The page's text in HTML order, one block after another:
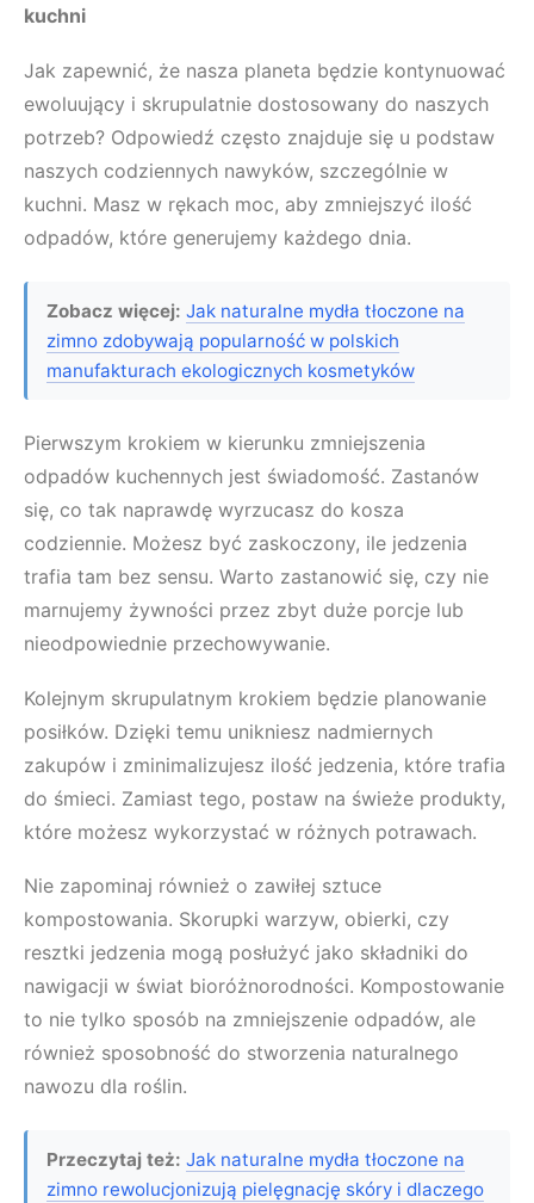
kuchni
Jak zapewnić, że nasza planeta będzie kontynuować
ewoluujący i skrupulatnie dostosowany do naszych
potrzeb? Odpowiedź często znajduje się u podstaw
naszych codziennych nawyków, szczególnie w
kuchni. Masz w rękach moc, aby zmniejszyć ilość
odpadów, które generujemy każdego dnia.
Zobacz więcej: Jak naturalne mydła tłoczone na
zimno zdobywają popularność w polskich
manufakturach ekologicznych kosmetyków
Pierwszym krokiem w kierunku zmniejszenia
odpadów kuchennych jest świadomość. Zastanów
się, co tak naprawdę wyrzucasz do kosza
codziennie. Możesz być zaskoczony, ile jedzenia
trafia tam bez sensu. Warto zastanowić się, czy nie
marnujemy żywności przez zbyt duże porcje lub
nieodpowiednie przechowywanie.
Kolejnym skrupulatnym krokiem będzie planowanie
posiłków. Dzięki temu unikniesz nadmiernych
zakupów i zminimalizujesz ilość jedzenia, które trafia
do śmieci. Zamiast tego, postaw na świeże produkty,
które możesz wykorzystać w różnych potrawach.
Nie zapominaj również o zawiłej sztuce
kompostowania. Skorupki warzyw, obierki, czy
resztki jedzenia mogą posłużyć jako składniki do
nawigacji w świat bioróżnorodności. Kompostowanie
to nie tylko sposób na zmniejszenie odpadów, ale
również sposobność do stworzenia naturalnego
nawozu dla roślin.
Przeczytaj też: Jak naturalne mydła tłoczone na
zimno rewolucjonizują pielęgnację skóry i dlaczego